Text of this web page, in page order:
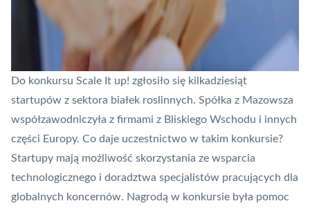
Do konkursu Scale It up! zgłosiło się kilkadziesiąt
startupów z sektora białek roslinnych. Spółka z Mazowsza
współzawodniczyła z firmami z Bliskiego Wschodu i innych
części Europy. Co daje uczestnictwo w takim konkursie?
Startupy mają możliwość skorzystania ze wsparcia
technologicznego i doradztwa specjalistów pracujących dla
globalnych koncernów. Nagrodą w konkursie była pomoc